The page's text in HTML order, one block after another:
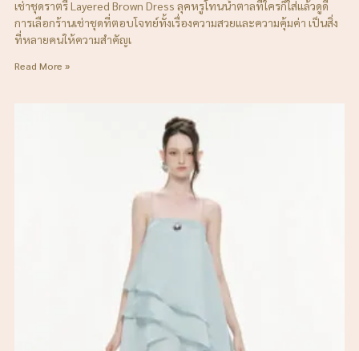
เช่าชุดราตรี Layered Brown Dress ลุคหรูโทนน้ำตาลที่ใครก็ใส่แล้วดูดี
การเลือกร้านเช่าชุดที่ตอบโจทย์ทั้งเรื่องความสวยและความคุ้มค่า เป็นสิ่ง
ที่หลายคนให้ความสำคัญเ
Read More »